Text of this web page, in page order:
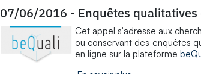
07/06/2016 - Enquêtes qualitatives
Cet appel s'adresse aux
ou conservant des enquêtes
en ligne sur la plateforme